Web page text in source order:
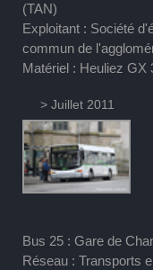
(TAN)
Exploitant : Société
commun de
Matériel : Heuliez GX
> Juillet 2011
Bus 25 : Gare de
Réseau : Transports